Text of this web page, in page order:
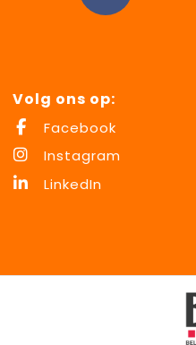
Volg ons op:
Facebook
Instagram
LinkedIn